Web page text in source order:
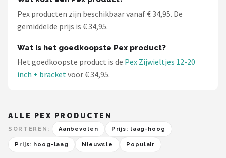
Pex producten zijn beschikbaar vanaf € 34,95. De
gemiddelde prijs is € 34,95.
Wat is het goedkoopste Pex product?
Het goedkoopste product is de Pex Zijwieltjes 12-20
inch + bracketvoor € 34,95.
ALLE PEX PRODUCTEN
SORTEREN: Aanbevolen Prijs: laag-hoog
Prijs: hoog-laag Nieuwste Populair